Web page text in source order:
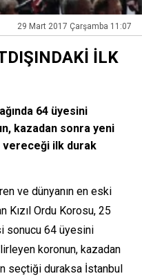
29 Mart 2017 Çarşamba 11:07
İLK
64 üyesini
kazadan sonra yeni
vereceği ilk durak
ve dünyanın en eski
Kızıl Ordu Korosu, 25
sonucu 64 üyesini
koronun, kazadan
seçtiği duraksa İstanbul